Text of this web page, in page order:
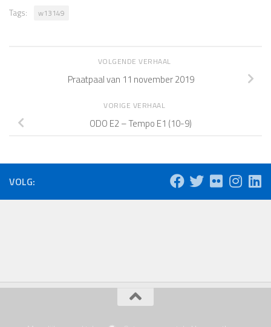
Tags: w13149
VOLGENDE VERHAAL
Praatpaal van 11 november 2019
VORIGE VERHAAL
ODO E2 – Tempo E1 (10-9)
VOLG: